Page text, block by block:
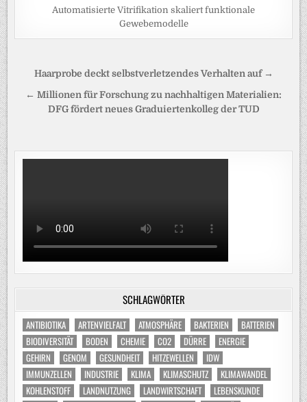
Automatisierte Vitrifikation skaliert funktionale
Gewebemodelle
Beitragsnavigation
Haarprobe deckt selbstverletzendes Verhalten auf →
← Millionen für Forschung zu nachhaltigen Materialien:
DFG fördert neues Graduiertenkol­leg der TUD
SCHLAGWÖRTER
ANTIBIOTIKA ARTENVIELFALT ATMOSPHÄRE BAKTERIEN
BATTERIEN
BIODIVERSITÄT
BODEN CHEMIE CO2 DÜRRE
ENERGIE
GEHIRN
GENOM GESUNDHEIT HITZEWELLEN
IDW
IMMUNZELLEN
INDUSTRIE KLIMA KLIMASCHUTZ
KLIMAWANDEL
KOHLENSTOFF
LANDNUTZUNG LANDWIRTSCHAFT
LEBENSKUNDE